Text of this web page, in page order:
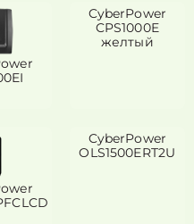
CyberPower
CPS1000E
желтый
CyberPower
OLS1500ERT2U